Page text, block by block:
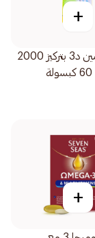
+
بريما د فيتامين د3 بتركيز 2000
+